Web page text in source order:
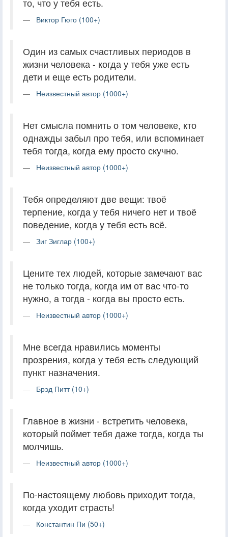
то, что у тебя есть.
Виктор Гюго (100+)
Один из самых счастливых периодов в
жизни человека - когда у тебя уже есть
дети и еще есть родители.
Неизвестный автор (1000+)
Нет смысла помнить о том человеке, кто
однажды забыл про тебя, или вспоминает
тебя тогда, когда ему просто скучно.
Неизвестный автор (1000+)
Тебя определяют две вещи: твоё
терпение, когда у тебя ничего нет и твоё
поведение, когда у тебя есть всё.
Зиг Зиглар (100+)
Цените тех людей, которые замечают вас
не только тогда, когда им от вас что-то
нужно, а тогда - когда вы просто есть.
Неизвестный автор (1000+)
Мне всегда нравились моменты
прозрения, когда у тебя есть следующий
пункт назначения.
Брэд Питт (10+)
Главное в жизни - встретить человека,
который поймет тебя даже тогда, когда ты
молчишь.
Неизвестный автор (1000+)
По-настоящему любовь приходит тогда,
когда уходит страсть!
Константин Пи (50+)